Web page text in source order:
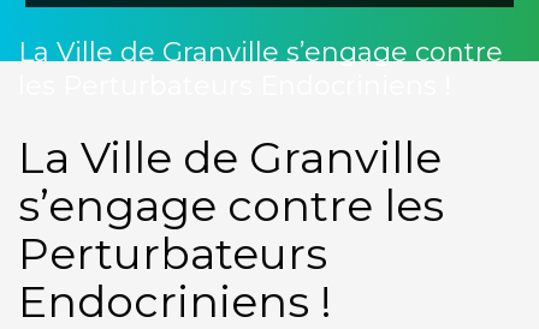
La Ville de Granville s’engage contre
La Ville de Granville
s’engage contre les
Perturbateurs
Endocriniens !